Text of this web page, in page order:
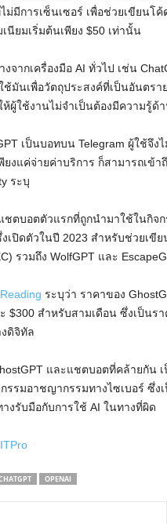
ม่มีการเซ็นเซอร์ เพื่อช่วยเขียน
นียมเริ่มต้นเพียง $50 เท่านั้น
งจากเครื่องมือ AI ทั่วไป เช่น
ช้มันเพื่อวัตถุประสงค์ที่เป็นอันตร
ห้ผู้ใช้งานไม่จำเป็นต้องมีความรู้ด้
เป็นบอทบน Telegram ผู้ใช้จึง
ยงแค่จ่ายค่าบริการ ก็สามารถเข้
ระบุ
ชตบอตตัวแรกที่ถูกนำมาใช้ในกิ
เปิดตัวในปี 2023 สำหรับช่วยเขี
รวมถึง WolfGPT และ
ระบุว่า ราคาของ
$300 สำหรับสามเดือน ซึ่งเป็นร
ดิจิทัล
และแชตบอตที่คล้ายกัน
รรมอาชญากรรมทางไซเบอร์ ซึ่
งรับมือกับการใช้ AI ในทางที่ผิด
ITPro
OPENAI